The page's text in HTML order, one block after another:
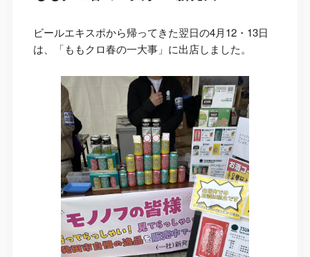
ビールエキスポから帰ってきた翌日の4月12・13日
は、「ももクロ春の一大事」に出店しました。